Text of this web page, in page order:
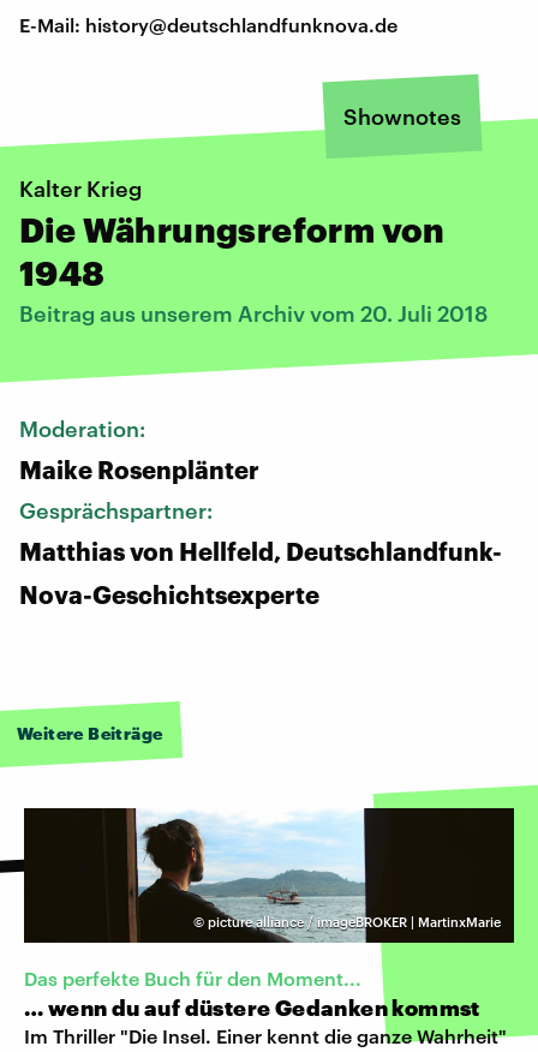
E-Mail: history@deutschlandfunknova.de
Shownotes
Kalter Krieg
Die Währungsreform von
1948
Beitrag aus unserem Archiv vom 20. Juli 2018
Moderation:
Maike Rosenplänter
Gesprächspartner:
Matthias von Hellfeld, Deutschlandfunk-
Nova-Geschichtsexperte
Weitere Beiträge
© picture alliance / imageBROKER | MartinxMarie
Das perfekte Buch für den Moment...
… wenn du auf düstere Gedanken kommst
Im Thriller "Die Insel. Einer kennt die ganze Wahrheit"